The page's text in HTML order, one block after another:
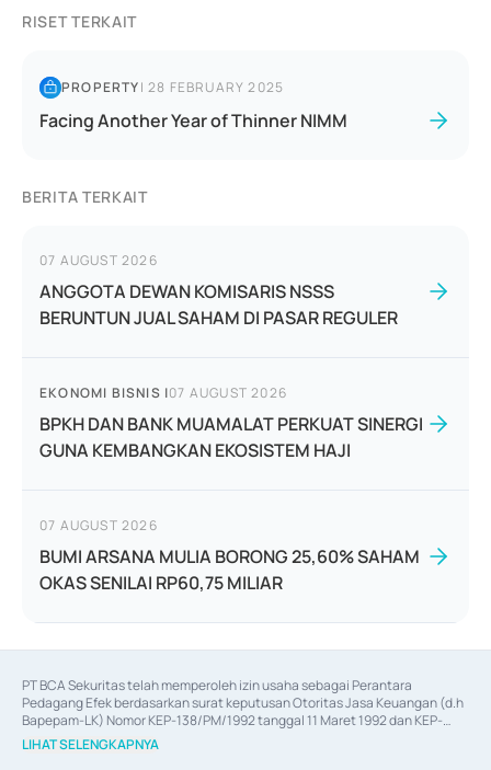
RISET TERKAIT
PROPERTY|28 FEBRUARY 2025
Facing Another Year of Thinner NIMM
BERITA TERKAIT
07 AUGUST 2026
ANGGOTA DEWAN KOMISARIS NSSS
BERUNTUN JUAL SAHAM DI PASAR REGULER
EKONOMI BISNIS |07 AUGUST 2026
BPKH DAN BANK MUAMALAT PERKUAT SINERGI
GUNA KEMBANGKAN EKOSISTEM HAJI
07 AUGUST 2026
BUMI ARSANA MULIA BORONG 25,60% SAHAM
OKAS SENILAI RP60,75 MILIAR
PT BCA Sekuritas telah memperoleh izin usaha sebagai Perantara
Pedagang Efek berdasarkan surat keputusan Otoritas Jasa Keuangan (d.h
Bapepam-LK) Nomor KEP-138/PM/1992 tanggal 11 Maret 1992 dan KEP-
06/D.04/2014 tanggal 28 Februari 2014, izin usaha sebagai Penjamin Emisi
Efek berdasarkan surat keputusan Otoritas Jasa Keuangan Nomor KEP-
LIHAT SELENGKAPNYA